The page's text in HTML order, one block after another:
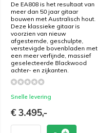
De EA808 is het resultaat van
meer dan 50 jaar gitaar
bouwen met Australisch hout.
Deze klassieke gitaar is
voorzien van nieuw
afgestemde, geschulpte,
verstevigde bovenbladen met
een meer verfijnde, massief
geselecteerde Blackwood
achter- en zijkanten.
Snelle levering
€ 3.495,-